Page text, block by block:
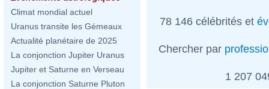
Climat mondial actuel
Uranus transite les Gémeaux
Actualité planétaire de 2025
La conjonction Jupiter Uranus
Jupiter et Saturne en Verseau
La conjonction Saturne Pluton
78 146 célébrités et
Chercher par
1 207